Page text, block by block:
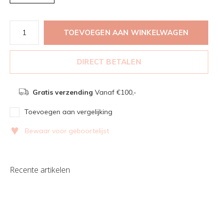
TOEVOEGEN AAN WINKELWAGEN
DIRECT BETALEN
Gratis verzending Vanaf €100,-
Toevoegen aan vergelijking
♥ Bewaar voor geboortelijst
Recente artikelen